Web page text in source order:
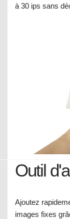
à 30 ips sans
Outil
Ajoutez
images fixes